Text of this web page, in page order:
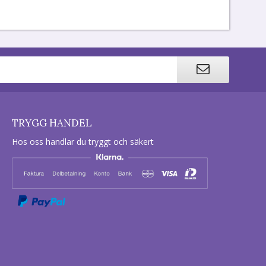
TRYGG HANDEL
Hos oss handlar du tryggt och säkert